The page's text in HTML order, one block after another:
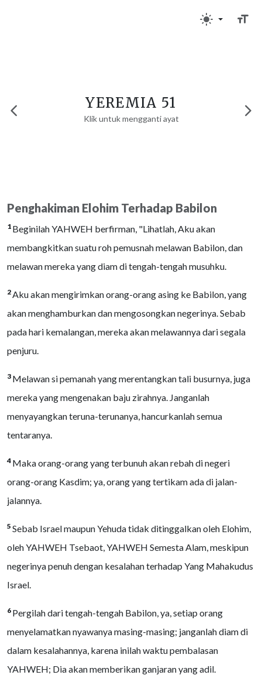
YEREMIA 51
Klik untuk mengganti ayat
Penghakiman Elohim Terhadap Babilon
1 Beginilah YAHWEH berfirman, "Lihatlah, Aku akan
membangkitkan suatu roh pemusnah melawan Babilon, dan
melawan mereka yang diam di tengah-tengah musuhku.
2Aku akan mengirimkan orang-orang asing ke Babilon, yang
akan menghamburkan dan mengosongkan negerinya. Sebab
pada hari kemalangan, mereka akan melawannya dari segala
penjuru.
3 Melawan si pemanah yang merentangkan tali busurnya, juga
mereka yang mengenakan baju zirahnya. Janganlah
menyayangkan teruna-terunanya, hancurkanlah semua
tentaranya.
4 Maka orang-orang yang terbunuh akan rebah di negeri
orang-orang Kasdim; ya, orang yang tertikam ada di jalan-
jalannya.
5 Sebab Israel maupun Yehuda tidak ditinggalkan oleh Elohim,
oleh YAHWEH Tsebaot, YAHWEH Semesta Alam, meskipun
negerinya penuh dengan kesalahan terhadap Yang Mahakudus
Israel.
6 Pergilah dari tengah-tengah Babilon, ya, setiap orang
menyelamatkan nyawanya masing-masing; janganlah diam di
dalam kesalahannya, karena inilah waktu pembalasan
YAHWEH; Dia akan memberikan ganjaran yang adil.